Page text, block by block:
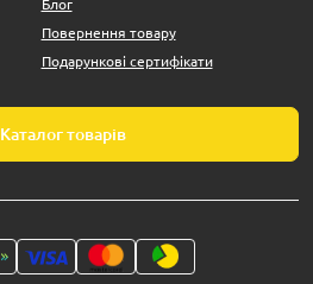
Блог
Повернення товару
Подарункові сертифікати
Каталог товарів